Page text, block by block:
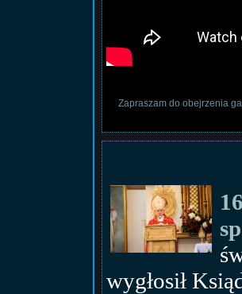
Zapraszam do obejrzenia
wygłosił